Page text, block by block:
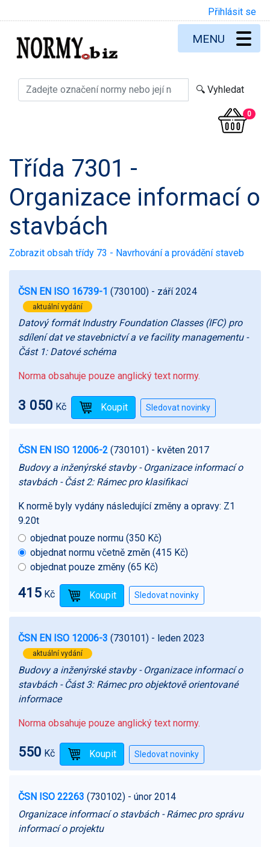
Přihlásit se
0
MENU
Třída 7301 -
Organizace informací o
stavbách
Zobrazit obsah třídy 73 - Navrhování a provádění staveb
ČSN EN ISO 16739-1 (730100) - září 2024
aktuální vydání
Datový formát Industry Foundation Classes (IFC) pro
sdílení dat ve stavebnictví a ve facility managementu -
Část 1: Datové schéma
Norma obsahuje pouze anglický text normy.
3 050 Kč
ČSN EN ISO 12006-2 (730101) - květen 2017
Budovy a inženýrské stavby - Organizace informací o
stavbách - Část 2: Rámec pro klasifikaci
K normě byly vydány následující změny a opravy: Z1
9.20t
objednat pouze normu (350 Kč)
objednat normu včetně změn (415 Kč)
objednat pouze změny (65 Kč)
415 Kč
ČSN EN ISO 12006-3 (730101) - leden 2023
aktuální vydání
Budovy a inženýrské stavby - Organizace informací o
stavbách - Část 3: Rámec pro objektově orientované
informace
Norma obsahuje pouze anglický text normy.
550 Kč
ČSN ISO 22263 (730102) - únor 2014
Organizace informací o stavbách - Rámec pro správu
informací o projektu